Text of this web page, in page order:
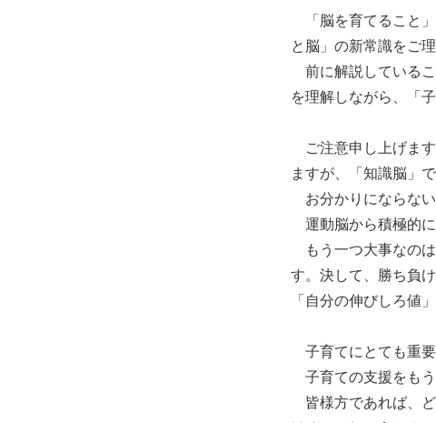
「脳を育てること
と脳」の新常識をご理
前に解説している
を理解しながら、「
ご注意申し上げま
ますが、「知識脳」
お分かりにならな
運動脳から積極的
もう一つ大事なの
す。決して、勝ち負
「自分の伸びしろ値
子育てにとても重要
子育ての支援をもう
皆様方であれば、